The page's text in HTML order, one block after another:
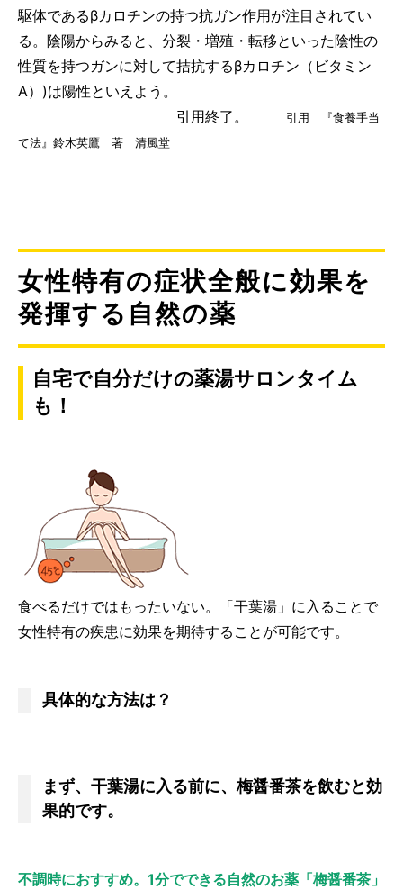
駆体であるβカロチンの持つ抗ガン作用が注目されてい
る。陰陽からみると、分裂・増殖・転移といった陰性の
性質を持つガンに対して拮抗するβカロチン（ビタミン
A）)は陽性といえよう。
引用終了。
引用 『食養手当
て法』鈴木英鷹 著 清風堂
女性特有の症状全般に効果を
発揮する自然の薬
自宅で自分だけの薬湯サロンタイム
も！
食べるだけではもったいない。「干葉湯」に入ることで
女性特有の疾患に効果を期待することが可能です。
具体的な方法は？
まず、干葉湯に入る前に、梅醤番茶を飲むと効
果的です。
不調時におすすめ。1分でできる自然のお薬「梅醤番茶」